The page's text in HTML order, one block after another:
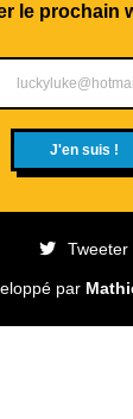
le prochain
J'en suis !
Tweeter
par